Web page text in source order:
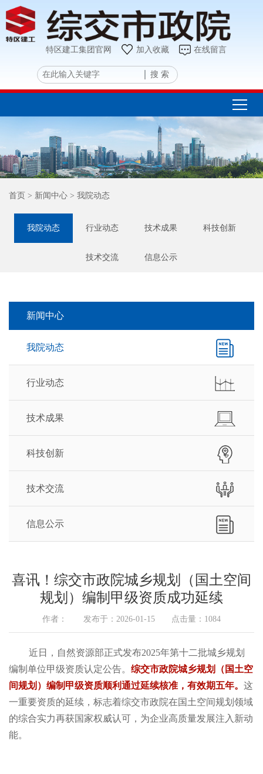
特区建工集团官网 加入收藏 在线留言
搜 索
首页 > 新闻中心 > 我院动态
我院动态 行业动态 技术成果 科技创新
技术交流 信息公示
新闻中心
我院动态
行业动态
技术成果
科技创新
技术交流
信息公示
喜讯！综交市政院城乡规划（国土空间
规划）编制甲级资质成功延续
作者： 发布于：2026-01-15 点击量：1084
近日，自然资源部正式发布2025年第十二批城乡规划
编制单位甲级资质认定公告。 综交市政院城乡规划（国土空
间规划） 编制甲级资质顺利通过延续核准， 有效期五年。 这
一重要资质的延续，标志着综交市政院在国土空间规划领域
的综合实力再获国家权威认可，为企业高质量发展注入新动
能。